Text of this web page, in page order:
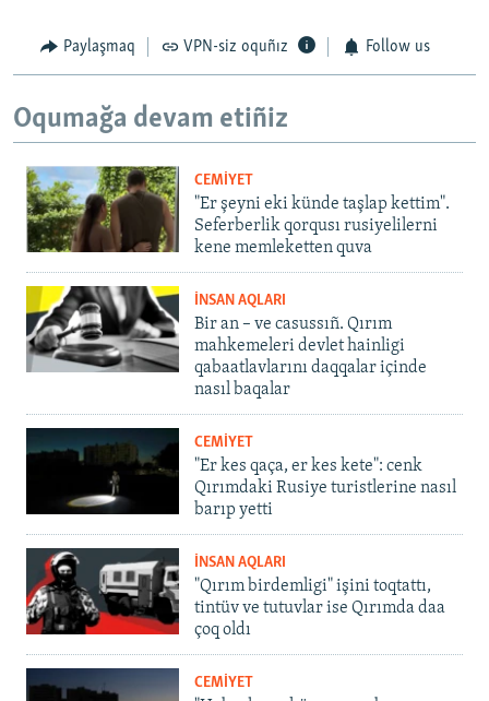
Paylaşmaq VPN-siz oquñız Follow us
Oqumağa devam etiñiz
CEMİYET
"Er şeyni eki künde taşlap kettim".
Seferberlik qorqusı rusiyelilerni
kene memleketten quva
İNSAN AQLARI
Bir an – ve casussıñ. Qırım
mahkemeleri devlet hainligi
qabaatlavlarını daqqalar içinde
nasıl baqalar
CEMİYET
"Er kes qaça, er kes kete": cenk
Qırımdaki Rusiye turistlerine nasıl
barıp yetti
İNSAN AQLARI
"Qırım birdemligi" işini toqtattı,
tintüv ve tutuvlar ise Qırımda daa
çoq oldı
CEMİYET